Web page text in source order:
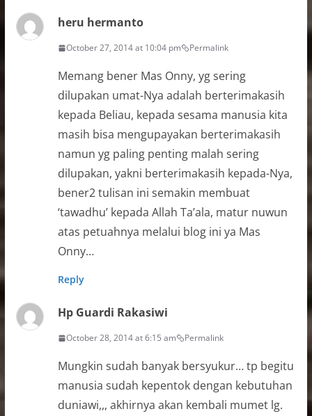
heru hermanto
October 27, 2014 at 10:04 pm Permalink
Memang bener Mas Onny, yg sering
dilupakan umat-Nya adalah berterimakasih
kepada Beliau, kepada sesama manusia kita
masih bisa mengupayakan berterimakasih
namun yg paling penting malah sering
dilupakan, yakni berterimakasih kepada-Nya,
bener2 tulisan ini semakin membuat
‘tawadhu’ kepada Allah Ta’ala, matur nuwun
atas petuahnya melalui blog ini ya Mas
Onny…
Reply
Hp Guardi Rakasiwi
October 28, 2014 at 6:15 am Permalink
Mungkin sudah banyak bersyukur… tp begitu
manusia sudah kepentok dengan kebutuhan
duniawi,,, akhirnya akan kembali mumet lg.